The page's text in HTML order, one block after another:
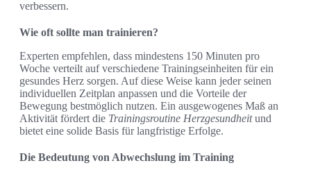
verbessern.
Wie oft sollte man trainieren?
Experten empfehlen, dass mindestens 150 Minuten pro
Woche verteilt auf verschiedene Trainingseinheiten für ein
gesundes Herz sorgen. Auf diese Weise kann jeder seinen
individuellen Zeitplan anpassen und die Vorteile der
Bewegung bestmöglich nutzen. Ein ausgewogenes Maß an
Aktivität fördert die Trainingsroutine Herzgesundheitund
bietet eine solide Basis für langfristige Erfolge.
Die Bedeutung von Abwechslung im Training